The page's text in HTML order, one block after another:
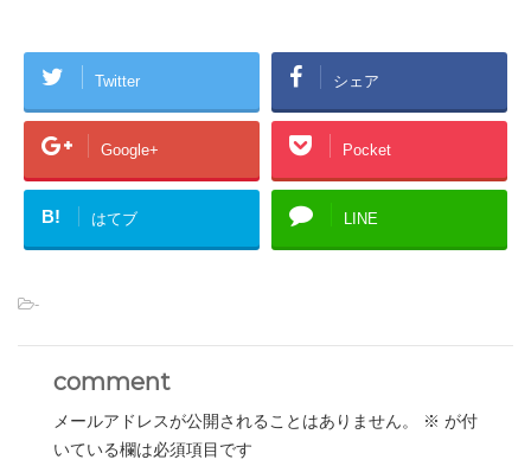
Twitter シェア
Google+ Pocket
B! はてブ LINE
-
comment
メールアドレスが公開されることはありません。 ※ が付
いている欄は必須項目です